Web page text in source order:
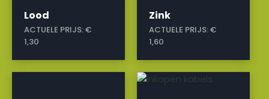
Lood
ACTUELE PRIJS:€
1,30
Zink
ACTUELE PRIJS:€
1,60
a